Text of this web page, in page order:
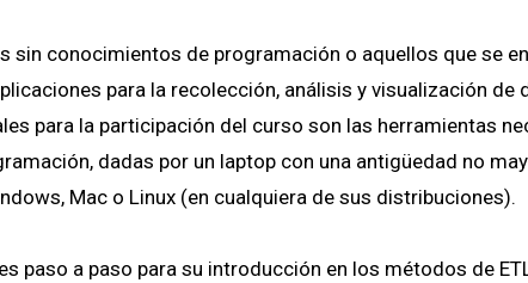
sin conocimientos de programación o aquellos que se
para la recolección, análisis y visualización de
para la participación del curso son las herramientas
dadas por un laptop con una antigüedad no
Mac o Linux (en cualquiera de sus distribuciones).
paso a paso para su introducción en los métodos de